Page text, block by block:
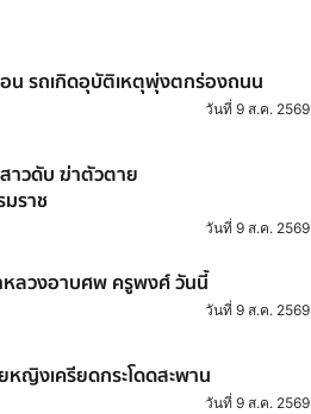
น รถเกิดอุบัติเหตุพุ่งตกร่องถนน
วันที่ 9 ส.ค. 2569
าวดับ ฆ่าตัวตาย
ราช
วันที่ 9 ส.ค. 2569
ลวงอาบศพ ครูพงศ์ วันนี้
วันที่ 9 ส.ค. 2569
หญิงเครียดกระโดดสะพาน
วันที่ 9 ส.ค. 2569